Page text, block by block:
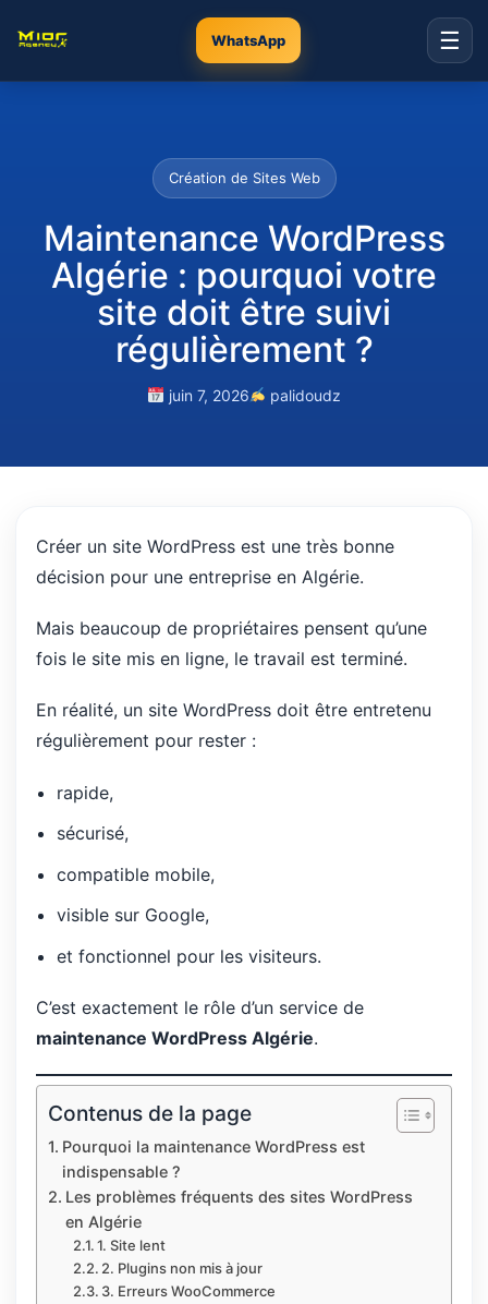
WhatsApp ☰
Création de Sites Web
Maintenance WordPress
Algérie : pourquoi votre
site doit être suivi
régulièrement ?
juin 7, 2026 palidoudz
Créer un site WordPress est une très bonne
décision pour une entreprise en Algérie.
Mais beaucoup de propriétaires pensent qu’une
fois le site mis en ligne, le travail est terminé.
En réalité, un site WordPress doit être entretenu
régulièrement pour rester :
rapide,
sécurisé,
compatible mobile,
visible sur Google,
et fonctionnel pour les visiteurs.
C’est exactement le rôle d’un service de
maintenance WordPress Algérie.
Contenus de la page
Pourquoi la maintenance WordPress est
indispensable ?
Les problèmes fréquents des sites WordPress
en Algérie
1. Site lent
2. Plugins non mis à jour
3. Erreurs WooCommerce